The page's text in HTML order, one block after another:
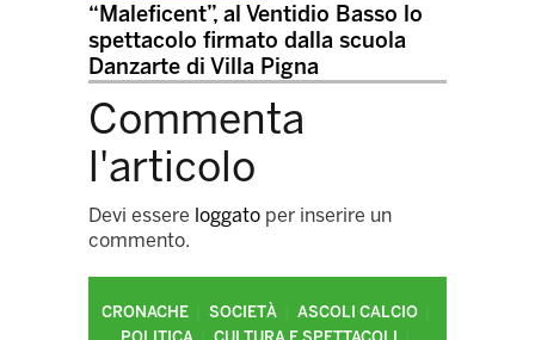
“Maleficent”, al Ventidio Basso lo
spettacolo firmato dalla scuola
Danzarte di Villa Pigna
Commenta
l'articolo
Devi essere loggato per inserire un
commento.
CRONACHE SOCIETÀ
ASCOLI CALCIO